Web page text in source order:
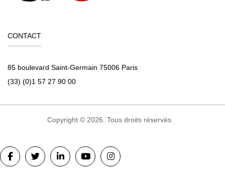
CONTACT
85 boulevard Saint-Germain 75006 Paris
(33) (0)1 57 27 90 00
Copyright © 2026. Tous droits réservés.